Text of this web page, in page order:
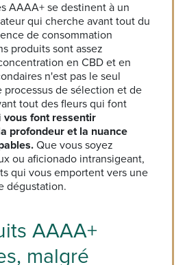
AAAA+ se destinent à un
qui cherche avant tout du
de consommation
produits sont assez
en CBD et en
n'est pas le seul
de sélection et de
tout des fleurs qui font
vous font ressentir
profondeur et la nuance
Que vous soyez
ou aficionado intransigeant,
qui vous emportent vers une
dégustation.
AAAA+
malgré